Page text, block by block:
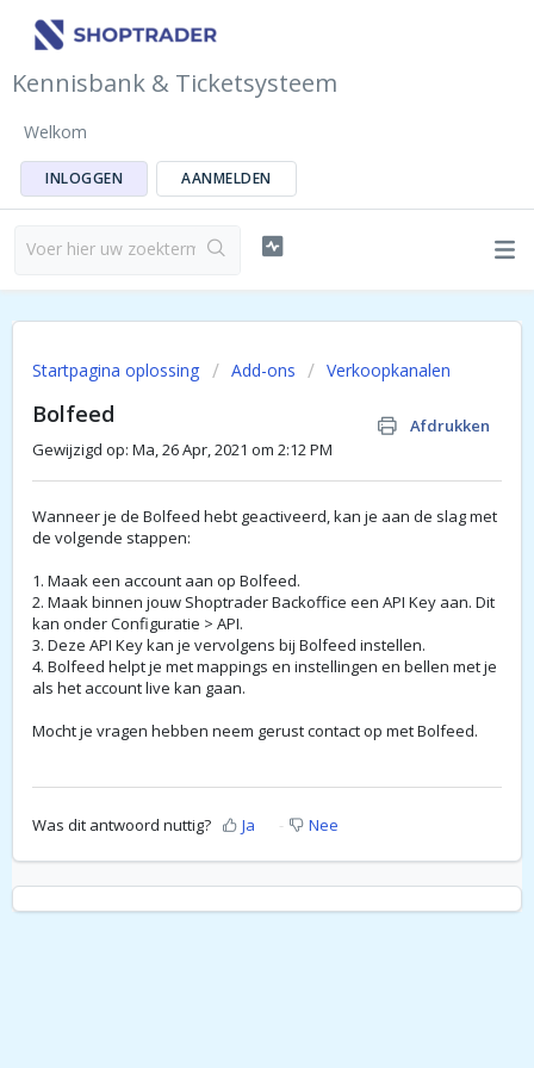
Kennisbank & Ticketsysteem
Welkom
INLOGGEN AANMELDEN
Startpagina oplossing Add-ons Verkoopkanalen
Bolfeed
Afdrukken
Gewijzigd op: Ma, 26 Apr, 2021 om 2:12 PM
Wanneer je de Bolfeed hebt geactiveerd, kan je aan de slag met
de volgende stappen:
1. Maak een account aan op Bolfeed.
2. Maak binnen jouw Shoptrader Backoffice een API Key aan. Dit
kan onder Configuratie > API.
3. Deze API Key kan je vervolgens bij Bolfeed instellen.
4. Bolfeed helpt je met mappings en instellingen en bellen met je
als het account live kan gaan.
Mocht je vragen hebben neem gerust contact op met Bolfeed.
Was dit antwoord nuttig? Ja Nee